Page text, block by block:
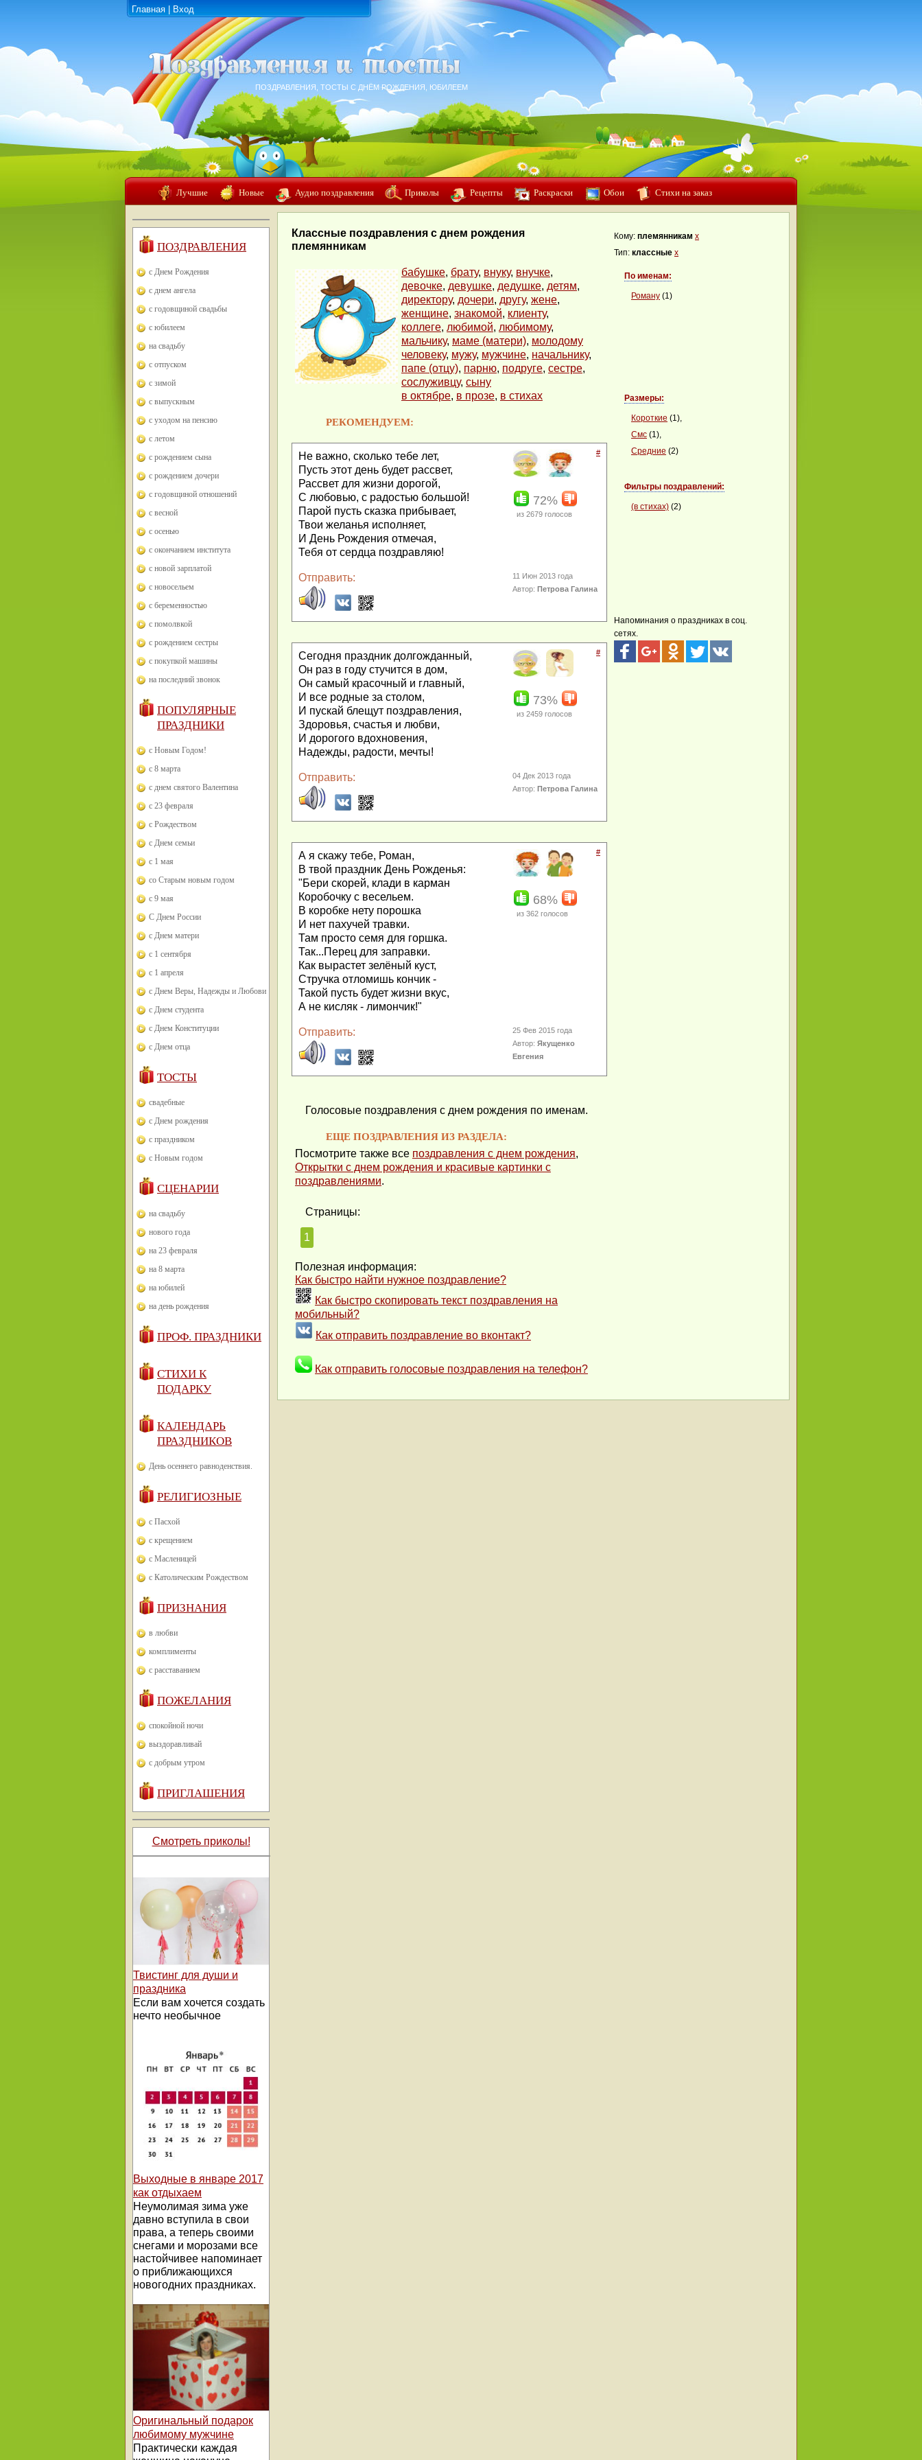
Главная Вход
ПОЗДРАВЛЕНИЯ, ТОСТЫ С ДНЁМ РОЖДЕНИЯ, ЮБИЛЕЕМ
Лучшие Новые Аудио поздравления Приколы Рецепты Раскраски Обои Стихи на заказ
ПОЗДРАВЛЕНИЯ
с Днем Рождения
с днем ангела
с годовщиной свадьбы
с юбилеем
на свадьбу
с отпуском
с зимой
с выпускным
с уходом на пенсию
с летом
с рождением сына
с рождением дочери
с годовщиной отношений
с весной
с осенью
с окончанием института
с новой зарплатой
с новосельем
с беременностью
с помолвкой
с рождением сестры
с покупкой машины
на последний звонок
ПОПУЛЯРНЫЕ
ПРАЗДНИКИ
с Новым Годом!
с 8 марта
с днем святого Валентина
с 23 февраля
с Рождеством
с Днем семьи
с 1 мая
со Старым новым годом
с 9 мая
С Днем России
с Днем матери
с 1 сентября
с 1 апреля
с Днем Веры, Надежды и Любови
с Днем студента
с Днем Конституции
с Днем отца
ТОСТЫ
свадебные
с Днем рождения
с праздником
с Новым годом
СЦЕНАРИИ
на свадьбу
нового года
на 23 февраля
на 8 марта
на юбилей
на день рождения
ПРОФ. ПРАЗДНИКИ
СТИХИ К
ПОДАРКУ
КАЛЕНДАРЬ
ПРАЗДНИКОВ
День осеннего равноденствия.
РЕЛИГИОЗНЫЕ
с Пасхой
с крещением
с Масленицей
с Католическим Рождеством
ПРИЗНАНИЯ
в любви
комплименты
с расставанием
ПОЖЕЛАНИЯ
спокойной ночи
выздоравливай
с добрым утром
ПРИГЛАШЕНИЯ
Смотреть приколы!
Твистинг для души и
праздника
Если вам хочется создать
нечто необычное
Выходные в январе 2017
как отдыхаем
Неумолимая зима уже
давно вступила в свои
права, а теперь своими
снегами и морозами все
настойчивее напоминает
о приближающихся
новогодних праздниках.
Оригинальный подарок
любимому мужчине
Практически каждая
Классные поздравления с днем рождения
племянникам
бабушке, брату, внуку, внучке,
девочке, девушке, дедушке, детям,
директору, дочери, другу, жене,
женщине, знакомой, клиенту,
коллеге, любимой, любимому,
мальчику, маме (матери), молодому
человеку, мужу, мужчине, начальнику,
папе (отцу), парню, подруге, сестре,
сослуживцу, сыну
в октябре, в прозе, в стихах
РЕКОМЕНДУЕМ:
Не важно, сколько тебе лет,
Пусть этот день будет рассвет,
Рассвет для жизни дорогой,
С любовью, с радостью большой!
Парой пусть сказка прибывает,
Твои желанья исполняет,
И День Рождения отмечая,
Тебя от сердца поздравляю!
#
72%
из 2679 голосов
Отправить:
11 Июн 2013 года
Автор:Петрова Галина
Сегодня праздник долгожданный,
Он раз в году стучится в дом,
Он самый красочный и главный,
И все родные за столом,
И пускай блещут поздравления,
Здоровья, счастья и любви,
И дорогого вдохновения,
Надежды, радости, мечты!
#
73%
из 2459 голосов
Отправить:
04 Дек 2013 года
Автор:Петрова Галина
А я скажу тебе, Роман,
В твой праздник День Рожденья:
"Бери скорей, клади в карман
Коробочку с весельем.
В коробке нету порошка
И нет пахучей травки.
Там просто семя для горшка.
Так...Перец для заправки.
Как вырастет зелёный куст,
Стручка отломишь кончик -
Такой пусть будет жизни вкус,
А не кисляк - лимончик!"
#
68%
из 362 голосов
Отправить:
25 Фев 2015 года
Автор:Якущенко
Евгения
Голосовые поздравления с днем рождения по именам.
ЕЩЕ ПОЗДРАВЛЕНИЯ ИЗ РАЗДЕЛА:
Посмотрите также все поздравления с днем рождения,
Открытки с днем рождения и красивые картинки с
поздравлениями.
Страницы:
1
Полезная информация:
Как быстро найти нужное поздравление?
Как быстро скопировать текст поздравления на
мобильный?
Как отправить поздравление во вконтакт?
Как отправить голосовые поздравления на телефон?
Кому: племянникам x
Тип: классные x
По именам:
Роману (1)
Размеры:
Короткие (1),
Смс (1),
Средние (2)
Фильтры поздравлений:
(в стихах) (2)
Напоминания о праздниках в соц.
сетях.